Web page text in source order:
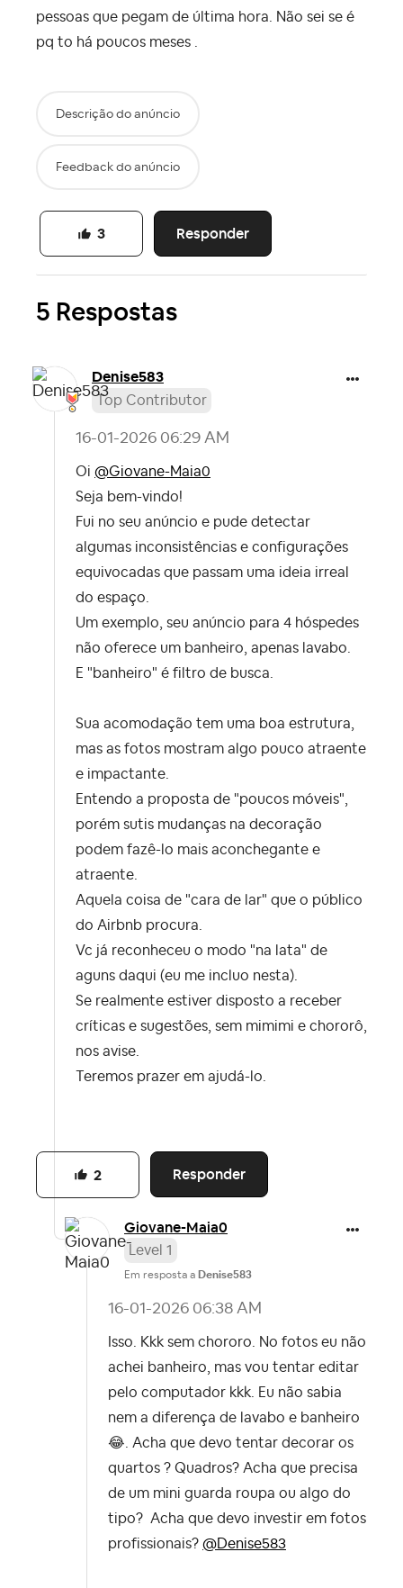
pessoas que pegam de última hora. Não sei se é
pq to há poucos meses .
Descrição do anúncio
Feedback do anúncio
Responder
3
5 Respostas
Denise583
Top Contributor
‎16-01-2026 06:29 AM
Oi @Giovane-Maia0
Seja bem-vindo!
Fui no seu anúncio e pude detectar
algumas inconsistências e configurações
equivocadas que passam uma ideia irreal
do espaço.
Um exemplo, seu anúncio para 4 hóspedes
não oferece um banheiro, apenas lavabo.
E "banheiro" é filtro de busca.
Sua acomodação tem uma boa estrutura,
mas as fotos mostram algo pouco atraente
e impactante.
Entendo a proposta de "poucos móveis",
porém sutis mudanças na decoração
podem fazê-lo mais aconchegante e
atraente.
Aquela coisa de "cara de lar" que o público
do Airbnb procura.
Vc já reconheceu o modo "na lata" de
aguns daqui (eu me incluo nesta).
Se realmente estiver disposto a receber
críticas e sugestões, sem mimimi e chororô,
nos avise.
Teremos prazer em ajudá-lo.
Responder
2
Giovane-Maia0
Level 1
Em resposta a Denise583
‎16-01-2026 06:38 AM
Isso. Kkk sem chororo. No fotos eu não
achei banheiro, mas vou tentar editar
pelo computador kkk. Eu não sabia
nem a diferença de lavabo e banheiro
😂 . Acha que devo tentar decorar os
quartos ? Quadros? Acha que precisa
de um mini guarda roupa ou algo do
tipo? Acha que devo investir em fotos
profissionais? @Denise583